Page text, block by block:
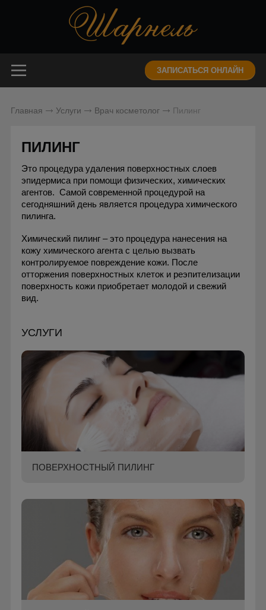
ЗАПИСАТЬСЯ ОНЛАЙН
Главная Услуги Врач косметолог Пилинг
ПИЛИНГ
Это процедура удаления поверхностных слоев
эпидермиса при помощи физических, химических
агентов. Самой современной процедурой на
сегодняшний день является процедура химического
пилинга.
Химический пилинг – это процедура нанесения на
кожу химического агента с целью вызвать
контролируемое повреждение кожи. После
отторжения поверхностных клеток и реэпителизации
поверхность кожи приобретает молодой и свежий
вид.
УСЛУГИ
ПОВЕРХНОСТНЫЙ ПИЛИНГ